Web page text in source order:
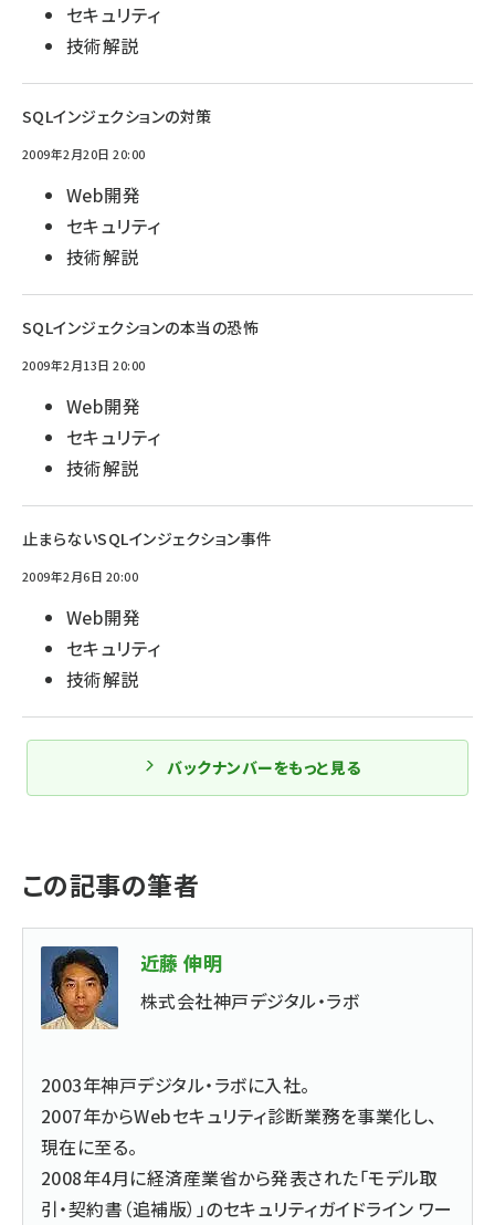
セキュリティ
技術解説
SQLインジェクションの対策
2009年2月20日 20:00
Web開発
セキュリティ
技術解説
SQLインジェクションの本当の恐怖
2009年2月13日 20:00
Web開発
セキュリティ
技術解説
止まらないSQLインジェクション事件
2009年2月6日 20:00
Web開発
セキュリティ
技術解説
バックナンバーをもっと見る
この記事の筆者
近藤 伸明
株式会社神戸デジタル・ラボ
2003年神戸デジタル・ラボに入社。
2007年からWebセキュリティ診断業務を事業化し、
現在に至る。
2008年4月に経済産業省から発表された「モデル取
引・契約書（追補版）」のセキュリティガイドライン ワー